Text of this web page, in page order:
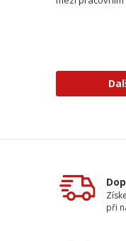
při